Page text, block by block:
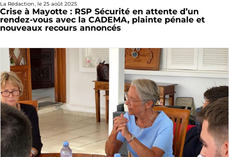
La Rédaction, le 25 août 2025
Crise à Mayotte : RSP Sécurité en attente d’un
rendez-vous avec la CADEMA, plainte pénale et
nouveaux recours annoncés